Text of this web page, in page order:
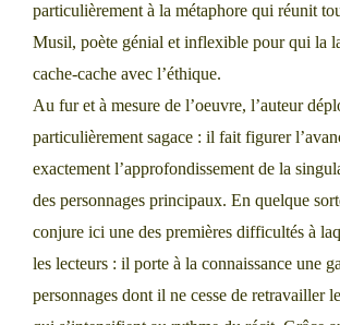
particulièrement à la métaphore qui réunit
Musil, poète génial et inflexible pour qui la
cache-cache avec l’éthique.
Au fur et à mesure de l’oeuvre, l’auteur
particulièrement sagace : il fait figurer
exactement l’approfondissement de la
des personnages principaux. En quelque
conjure ici une des premières difficultés à
les lecteurs : il porte à la connaissance une
personnages dont il ne cesse de retravailler